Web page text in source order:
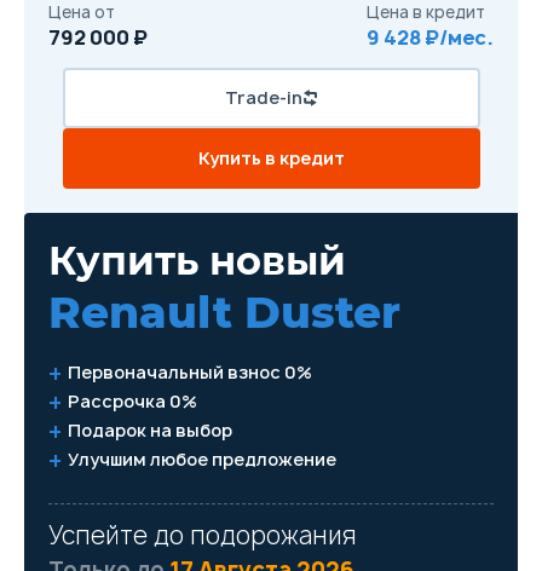
Купить новый
Renault Duster
Первоначальный взнос 0%
Рассрочка 0%
Подарок на выбор
Улучшим любое предложение
Успейте до подорожания
Цена от
792 000 ₽
Цена в кредит
9 428 ₽/мес.
Trade-in
Купить в кредит